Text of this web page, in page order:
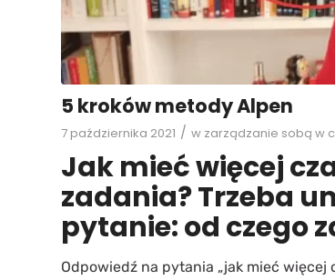
5 kroków metody Alpen
7 października 2021 / w zarządzanie sobą w
Jak mieć więcej
zadania? Trzeba
pytanie: od czego
Odpowiedź na pytania „jak mieć więcej